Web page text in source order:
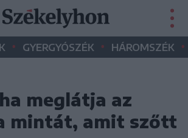
• GYERGYÓSZÉK • HÁROMSZÉK •
meglátja az
mintát, amit szőtt